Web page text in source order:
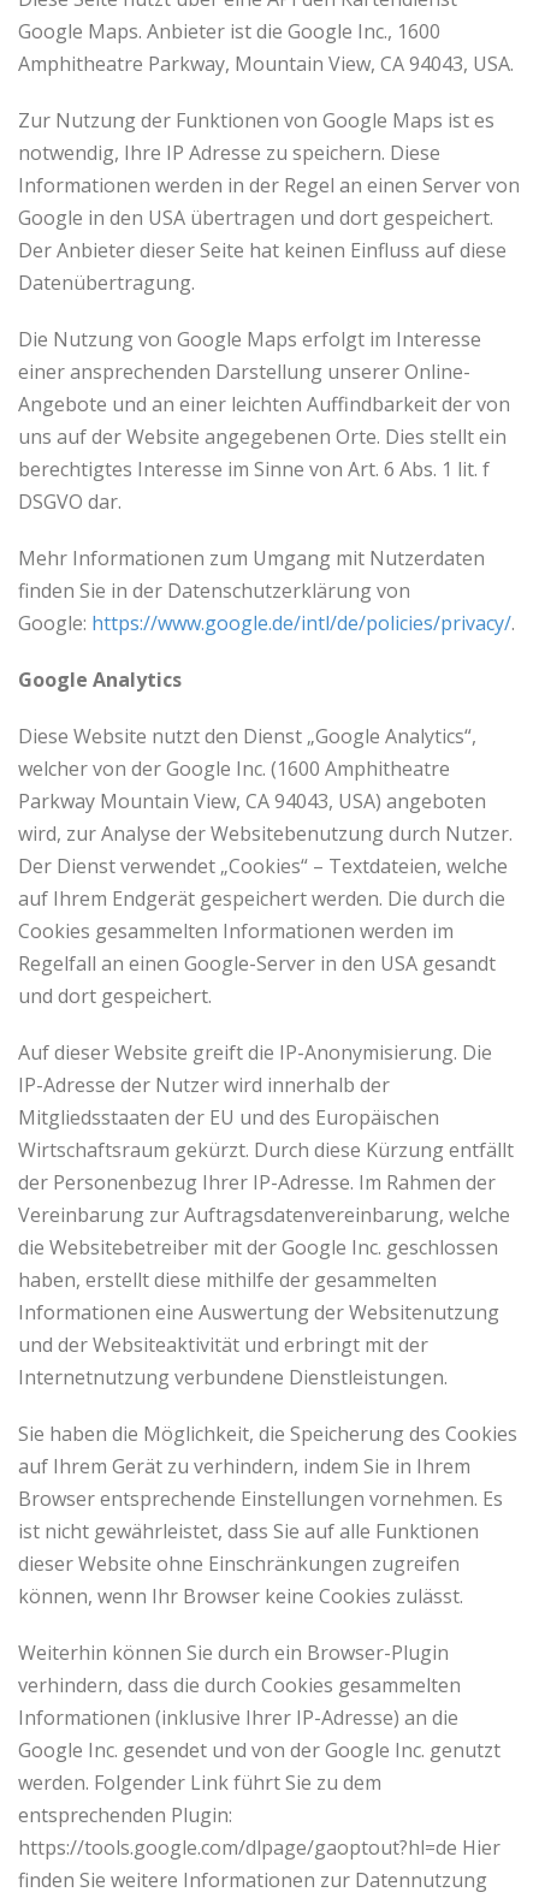
Google Maps. Anbieter ist die Google Inc., 1600
Amphitheatre Parkway, Mountain View, CA 94043, USA.
Zur Nutzung der Funktionen von Google Maps ist es
notwendig, Ihre IP Adresse zu speichern. Diese
Informationen werden in der Regel an einen Server von
Google in den USA übertragen und dort gespeichert.
Der Anbieter dieser Seite hat keinen Einfluss auf diese
Datenübertragung.
Die Nutzung von Google Maps erfolgt im Interesse
einer ansprechenden Darstellung unserer Online-
Angebote und an einer leichten Auffindbarkeit der von
uns auf der Website angegebenen Orte. Dies stellt ein
berechtigtes Interesse im Sinne von Art. 6 Abs. 1 lit. f
DSGVO dar.
Mehr Informationen zum Umgang mit Nutzerdaten
finden Sie in der Datenschutzerklärung von
Google: https://www.google.de/intl/de/policies/privacy/.
Google Analytics
Diese Website nutzt den Dienst „Google Analytics“,
welcher von der Google Inc. (1600 Amphitheatre
Parkway Mountain View, CA 94043, USA) angeboten
wird, zur Analyse der Websitebenutzung durch Nutzer.
Der Dienst verwendet „Cookies“ – Textdateien, welche
auf Ihrem Endgerät gespeichert werden. Die durch die
Cookies gesammelten Informationen werden im
Regelfall an einen Google-Server in den USA gesandt
und dort gespeichert.
Auf dieser Website greift die IP-Anonymisierung. Die
IP-Adresse der Nutzer wird innerhalb der
Mitgliedsstaaten der EU und des Europäischen
Wirtschaftsraum gekürzt. Durch diese Kürzung entfällt
der Personenbezug Ihrer IP-Adresse. Im Rahmen der
Vereinbarung zur Auftragsdatenvereinbarung, welche
die Websitebetreiber mit der Google Inc. geschlossen
haben, erstellt diese mithilfe der gesammelten
Informationen eine Auswertung der Websitenutzung
und der Websiteaktivität und erbringt mit der
Internetnutzung verbundene Dienstleistungen.
Sie haben die Möglichkeit, die Speicherung des Cookies
auf Ihrem Gerät zu verhindern, indem Sie in Ihrem
Browser entsprechende Einstellungen vornehmen. Es
ist nicht gewährleistet, dass Sie auf alle Funktionen
dieser Website ohne Einschränkungen zugreifen
können, wenn Ihr Browser keine Cookies zulässt.
Weiterhin können Sie durch ein Browser-Plugin
verhindern, dass die durch Cookies gesammelten
Informationen (inklusive Ihrer IP-Adresse) an die
Google Inc. gesendet und von der Google Inc. genutzt
werden. Folgender Link führt Sie zu dem
entsprechenden Plugin:
https://tools.google.com/dlpage/gaoptout?hl=de Hier
finden Sie weitere Informationen zur Datennutzung